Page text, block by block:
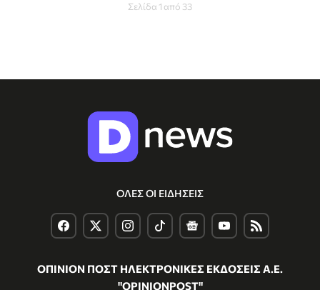
Σελίδα 1 από 33
ΟΛΕΣ ΟΙ ΕΙΔΗΣΕΙΣ
ΟΠΙΝΙΟΝ ΠΟΣΤ ΗΛΕΚΤΡΟΝΙΚΕΣ ΕΚΔΟΣΕΙΣ Α.Ε.
"OPINIONPOST"